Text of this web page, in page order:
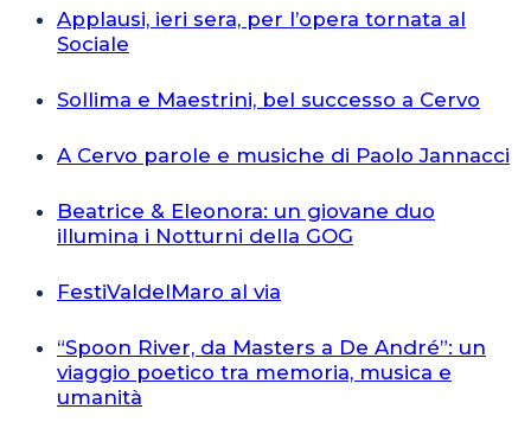
Applausi, ieri sera, per l’opera tornata al
Sociale
Sollima e Maestrini, bel successo a Cervo
A Cervo parole e musiche di Paolo Jannacci
Beatrice & Eleonora: un giovane duo
illumina i Notturni della GOG
FestiValdelMaro al via
“Spoon River, da Masters a De André”: un
viaggio poetico tra memoria, musica e
umanità